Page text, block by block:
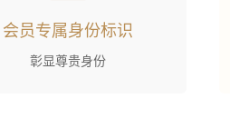
会员专属身份标识
彰显尊贵身份